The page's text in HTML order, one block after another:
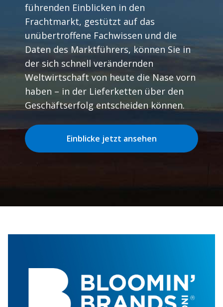
führenden Einblicken in den
Frachtmarkt, gestützt auf das
unübertroffene Fachwissen und die
Daten des Marktführers, können Sie in
der sich schnell verändernden
Weltwirtschaft von heute die Nase vorn
haben – in der Lieferketten über den
Geschäftserfolg entscheiden können.
Einblicke jetzt ansehen